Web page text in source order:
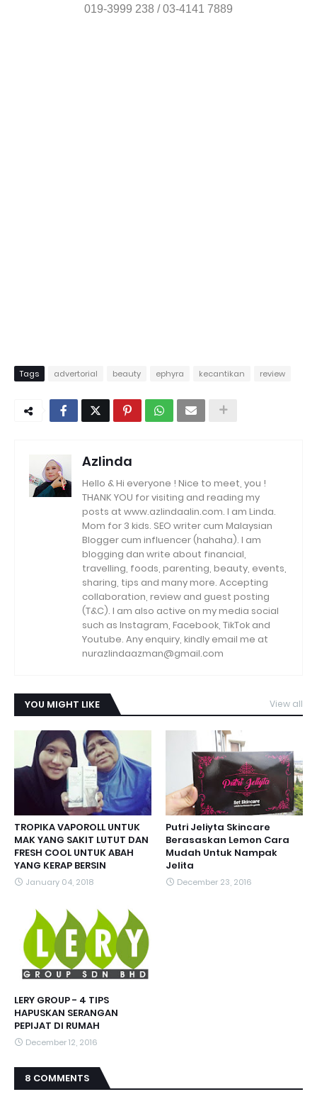
019-3999 238 / 03-4141 7889
Tags advertorial beauty ephyra kecantikan review
Azlinda
Hello & Hi everyone ! Nice to meet, you !
THANK YOU for visiting and reading my
posts at www.azlindaalin.com. I am Linda.
Mom for 3 kids. SEO writer cum Malaysian
Blogger cum influencer (hahaha). I am
blogging dan write about financial,
travelling, foods, parenting, beauty, events,
sharing, tips and many more. Accepting
collaboration, review and guest posting
(T&C). I am also active on my media social
such as Instagram, Facebook, TikTok and
Youtube. Any enquiry, kindly email me at
nurazlindaazman@gmail.com
YOU MIGHT LIKE View all
TROPIKA VAPOROLL UNTUK
MAK YANG SAKIT LUTUT DAN
FRESH COOL UNTUK ABAH
YANG KERAP BERSIN
January 04, 2018
Putri Jeliyta Skincare
Berasaskan Lemon Cara
Mudah Untuk Nampak
Jelita
December 23, 2016
LERY GROUP - 4 TIPS
HAPUSKAN SERANGAN
PEPIJAT DI RUMAH
December 12, 2016
8 COMMENTS